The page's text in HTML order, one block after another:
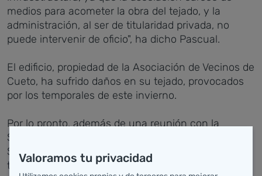
medios para acometer la obra del tejado, y la
administración, al ser de titularidad privada, no
puede intervenir de oficio", ha dicho Pascual.
El edificio, propiedad de la Asociación de Vecinos de
Cueto, ha sufrido daños en su tejado, provocados
por los temporales de este invierno.
Por lo pronto, además de una reunión con la
Subdirección de Gestión de Infraestructuras del
SCS para coordinar el proceso, los servicios
técnicos del propio SCS emitirán un informe, "que
Valoramos tu privacidad